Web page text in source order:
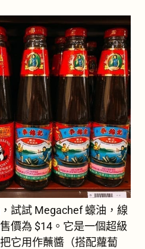
試試 Megachef 蠔油，線
價為 $14。它是一個超級
它用作蘸醬（搭配蘿蔔